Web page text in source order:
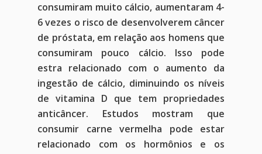
consumiram muito cálcio, aumentaram 4-
6 vezes o risco de desenvolverem câncer
de próstata, em relação aos homens que
consumiram pouco cálcio. Isso pode
estra relacionado com o aumento da
ingestão de cálcio, diminuindo os níveis
de vitamina D que tem propriedades
anticâncer. Estudos mostram que
consumir carne vermelha pode estar
relacionado com os hormônios e os